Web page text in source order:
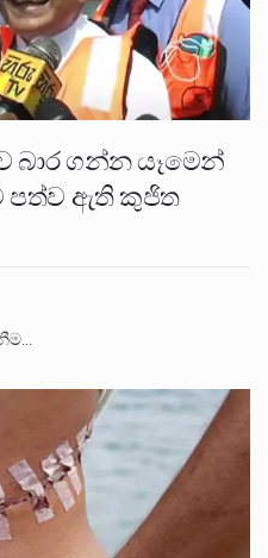
බාර ගන්න යෑමෙන්
පත්ව ඇති කුජිත